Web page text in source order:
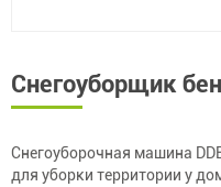
Снегоуборщик
Снегоуборочная машина
для уборки территории у